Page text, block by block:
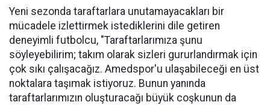
Yeni sezonda taraftarlara unutamayacakları bir
mücadele izlettirmek istediklerini dile getiren
deneyimli futbolcu, "Taraftarlarımıza şunu
söyleyebilirim; takım olarak sizleri gururlandırmak için
çok sıkı çalışacağız. Amedspor'u ulaşabileceği en üst
noktalara taşımak istiyoruz. Bunun yanında
taraftarlarımızın oluşturacağı büyük coşkunun da